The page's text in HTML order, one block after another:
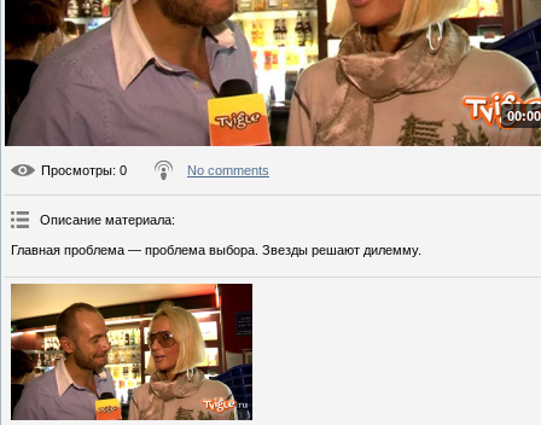
Просмотры: 0 No comments
Описание материала:
Главная проблема — проблема выбора. Звезды решают дилемму.